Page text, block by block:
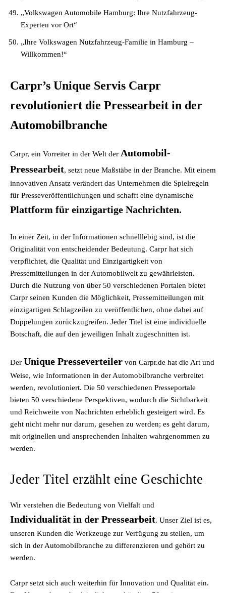
„Volkswagen Automobile Hamburg: Ihre Nutzfahrzeug-
Experten vor Ort“
„Ihre Volkswagen Nutzfahrzeug-Familie in Hamburg –
Willkommen!“
Carpr’s Unique Servis Carpr
revolutioniert die Pressearbeit in der
Automobilbranche
Carpr, ein Vorreiter in der Welt der Automobil-
Pressearbeit, setzt neue Maßstäbe in der Branche. Mit einem
innovativen Ansatz verändert das Unternehmen die Spielregeln
für Presseveröffentlichungen und schafft eine dynamische
Plattform für einzigartige Nachrichten.
In einer Zeit, in der Informationen schnelllebig sind, ist die
Originalität von entscheidender Bedeutung. Carpr hat sich
verpflichtet, die Qualität und Einzigartigkeit von
Pressemitteilungen in der Automobilwelt zu gewährleisten.
Durch die Nutzung von über 50 verschiedenen Portalen bietet
Carpr seinen Kunden die Möglichkeit, Pressemitteilungen mit
einzigartigen Schlagzeilen zu veröffentlichen, ohne dabei auf
Doppelungen zurückzugreifen. Jeder Titel ist eine individuelle
Botschaft, die auf den jeweiligen Inhalt zugeschnitten ist.
Der Unique Presseverteiler von Carpr.de hat die Art und
Weise, wie Informationen in der Automobilbranche verbreitet
werden, revolutioniert. Die 50 verschiedenen Presseportale
bieten 50 verschiedene Perspektiven, wodurch die Sichtbarkeit
und Reichweite von Nachrichten erheblich gesteigert wird. Es
geht nicht mehr nur darum, gesehen zu werden; es geht darum,
mit originellen und ansprechenden Inhalten wahrgenommen zu
werden.
Jeder Titel erzählt eine Geschichte
Wir verstehen die Bedeutung von Vielfalt und
Individualität in der Pressearbeit. Unser Ziel ist es,
unseren Kunden die Werkzeuge zur Verfügung zu stellen, um
sich in der Automobilbranche zu differenzieren und gehört zu
werden.
Carpr setzt sich auch weiterhin für Innovation und Qualität ein.